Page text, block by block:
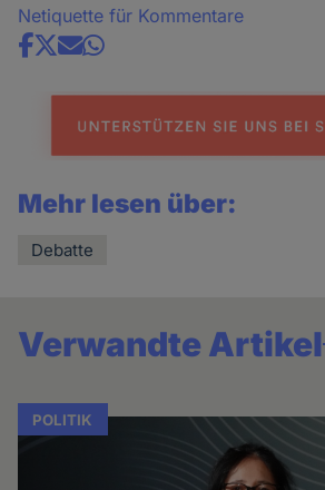
Netiquette für Kommentare
Share
news
Mehr lesen über:
Debatte
Verwandte Artikel
POLITIK